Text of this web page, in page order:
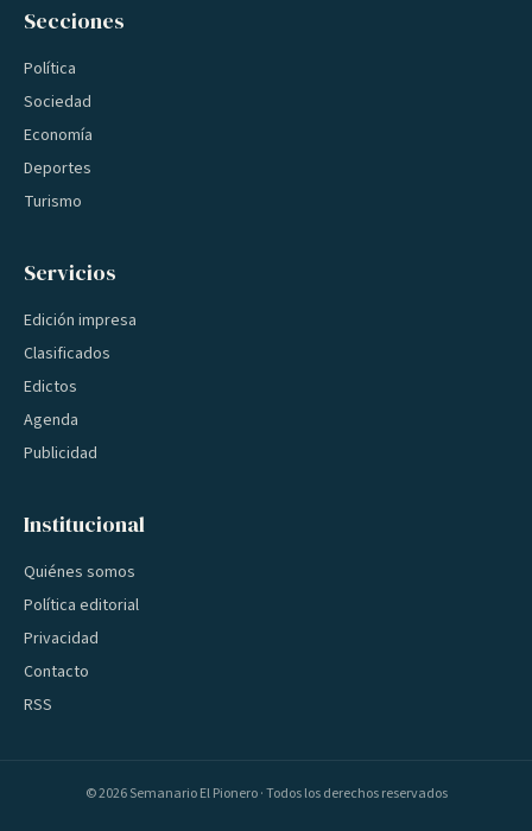
Secciones
Política
Sociedad
Economía
Deportes
Turismo
Servicios
Edición impresa
Clasificados
Edictos
Agenda
Publicidad
Institucional
Quiénes somos
Política editorial
Privacidad
Contacto
RSS
©2026Semanario El Pionero · Todos los derechos reservados